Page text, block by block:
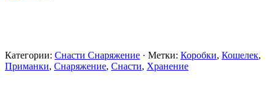
Категории: Снасти Снаряжение · Метки: Коробки, Кошелек,
Приманки, Снаряжение, Снасти, Хранение